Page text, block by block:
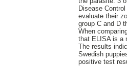
Disease
evaluate their
group C and D
When
that ELISA is a
The results
Swedish
positive test